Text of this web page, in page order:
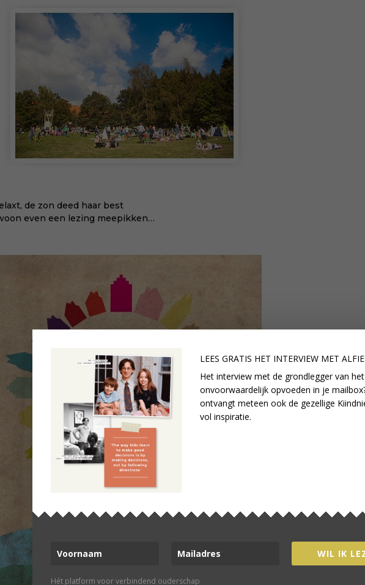
de zon deed haar best
even een lezing meepikken…
LEES GRATIS HET INTERVIEW MET
Het interview met de grondlegger van het
onvoorwaardelijk opvoeden in je
ontvangt meteen ook de gezellige
vol inspiratie.
WIL IK
Hét platform voor verbindend ouderschap